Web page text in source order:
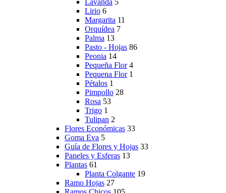
Lavanda 5
Lirio 6
Margarita 11
Orquídea 7
Palma 13
Pasto - Hojas 86
Peonia 14
Pequeña Flor 4
Pequena Flor 1
Pétalos 1
Pimpollo 28
Rosa 53
Trigo 1
Tulipan 2
Flores Económicas 33
Goma Eva 5
Guía de Flores y Hojas 33
Paneles y Esferas 13
Plantas 61
Planta Colgante 19
Ramo Hojas 27